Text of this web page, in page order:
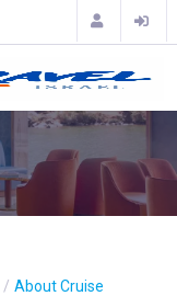
About Cruise